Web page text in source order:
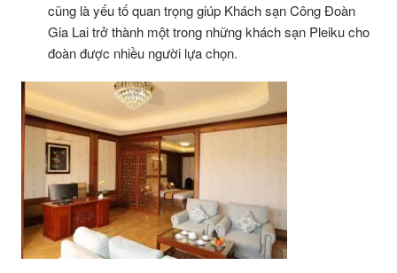
cũng là yếu tố quan trọng giúp Khách sạn Công Đoàn
Gia Lai trở thành một trong những khách sạn Pleiku cho
đoàn được nhiều người lựa chọn.